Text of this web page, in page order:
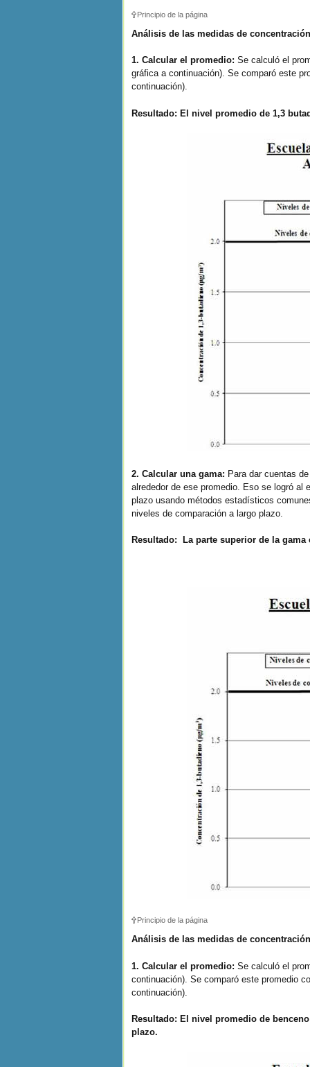
Principio de la página
Análisis de las medidas de
1. Calcular el promedio: Se calculó el
gráfica a continuación). Se comparó este
continuación).
Resultado: El nivel promedio de 1,3
2. Calcular una gama: Para dar cuentas
alrededor de ese promedio. Eso se logró
plazo usando métodos estadísticos
niveles de comparación a largo plazo.
Resultado: La parte superior de la
Principio de la página
Análisis de las medidas de
1. Calcular el promedio: Se calculó el
continuación). Se comparó este promedio
continuación).
Resultado: El nivel promedio de
plazo.